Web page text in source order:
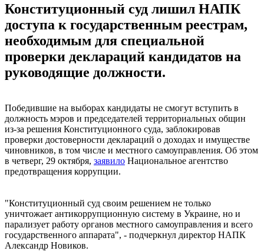
Конституционный суд лишил НАПК
доступа к государственным реестрам,
необходимым для специальной
проверки деклараций кандидатов на
руководящие должности.
Победившие на выборах кандидаты не смогут вступить в
должность мэров и председателей территориальных общин
из-за решения Конституционного суда, заблокировав
проверки достоверности деклараций о доходах и имуществе
чиновников, в том числе и местного самоуправления. Об этом
в четверг, 29 октября, заявило Национальное агентство
предотвращения коррупции.
"Конституционный суд своим решением не только
уничтожает антикоррупционную систему в Украине, но и
парализует работу органов местного самоуправления и всего
государственного аппарата", - подчеркнул директор НАПК
Александр Новиков.